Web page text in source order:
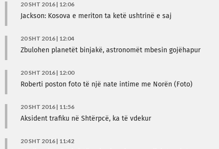
20 SHT 2016 | 12:06
Jackson: Kosova e meriton ta ketë ushtrinë e saj
20 SHT 2016 | 12:04
Zbulohen planetët binjakë, astronomët mbesin gojëhapur
20 SHT 2016 | 12:00
Roberti poston foto të një nate intime me Norën (Foto)
20 SHT 2016 | 11:56
Aksident trafiku në Shtërpcë, ka të vdekur
20 SHT 2016 | 11:42